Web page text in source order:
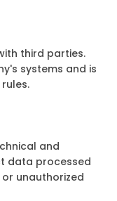
third parties.
systems and is
and
data processed
unauthorized